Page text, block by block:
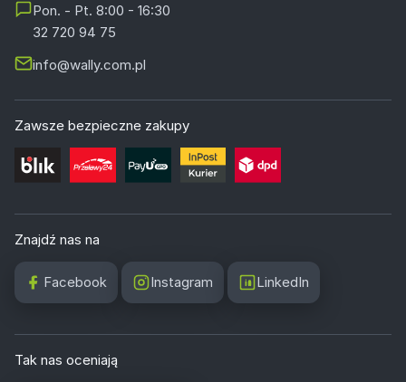
Pon. - Pt. 8:00 - 16:30
32 720 94 75
info@wally.com.pl
Zawsze bezpieczne zakupy
Znajdź nas na
Facebook Instagram LinkedIn
Tak nas oceniają